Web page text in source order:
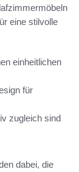
eine stilvolle
einheitlichen
für
zugleich sind
dabei, die